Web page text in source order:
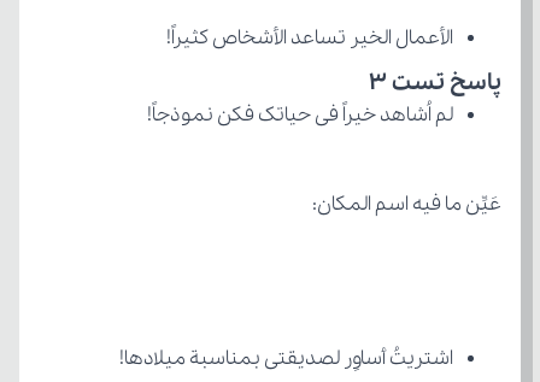
الأعمال الخیر تساعد الأشخاص کثیراً!
لم اُشاهد خیراً فی حیاتک فکن نموذجاً!
پاسخ تست 3
عَیِّن ما فیه اسم المکان:
اشتریتُ أساوِر لصدیقتی بمناسبة میلادها!